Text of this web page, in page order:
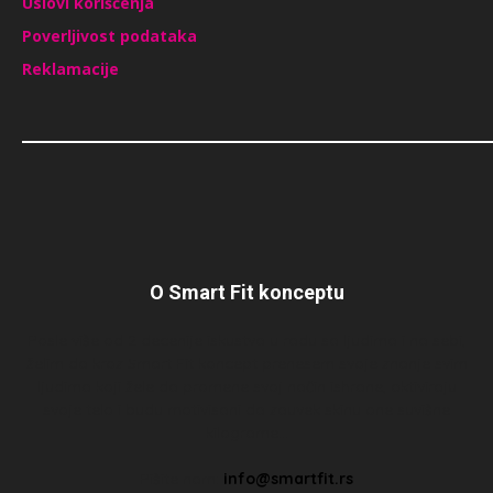
Poverljivost podataka
Reklamacije
O Smart Fit konceptu
info@smartfit.rs